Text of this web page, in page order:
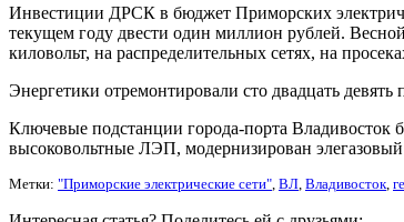
Инвестиции ДРСК в бюджет Приморских
текущем году двести один миллион рублей.
киловольт, на распределительных сетях, на
Энергетики отремонтировали сто двадцать
Ключевые подстанции города-порта
высоковольтные ЛЭП, модернизирован
Метки: "Приморские электрические сети", ВЛ, Владивосток,